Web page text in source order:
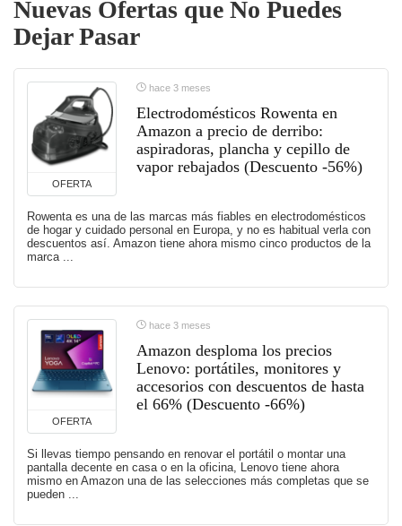
Nuevas Ofertas que No Puedes
Dejar Pasar
OFERTA
hace 3 meses
Electrodomésticos Rowenta en
Amazon a precio de derribo:
aspiradoras, plancha y cepillo de
vapor rebajados (Descuento -56%)
Rowenta es una de las marcas más fiables en electrodomésticos
de hogar y cuidado personal en Europa, y no es habitual verla con
descuentos así. Amazon tiene ahora mismo cinco productos de la
marca ...
OFERTA
hace 3 meses
Amazon desploma los precios
Lenovo: portátiles, monitores y
accesorios con descuentos de hasta
el 66% (Descuento -66%)
Si llevas tiempo pensando en renovar el portátil o montar una
pantalla decente en casa o en la oficina, Lenovo tiene ahora
mismo en Amazon una de las selecciones más completas que se
pueden ...